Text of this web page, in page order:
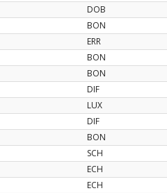
DOB
BON
ERR
BON
BON
DIF
LUX
DIF
BON
SCH
ECH
ECH